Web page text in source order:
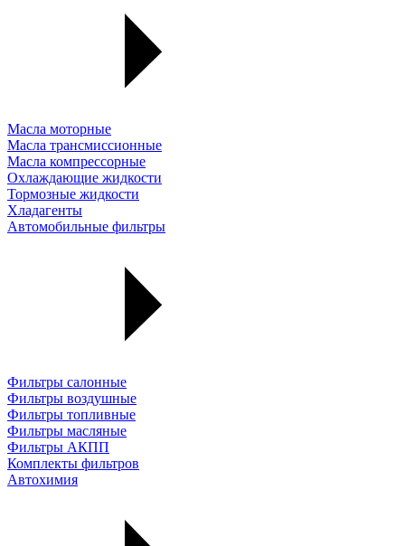
Масла моторные
Масла трансмиссионные
Масла компрессорные
Охлаждающие жидкости
Тормозные жидкости
Хладагенты
Автомобильные фильтры
Фильтры салонные
Фильтры воздушные
Фильтры топливные
Фильтры масляные
Фильтры АКПП
Комплекты фильтров
Автохимия